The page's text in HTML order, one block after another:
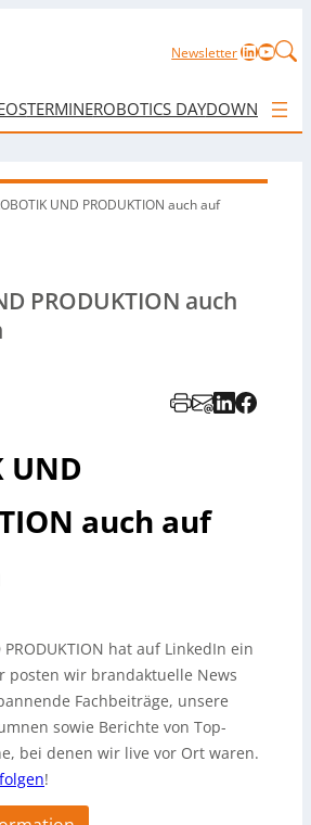
NewsletterLinkedIn
TERMINEROBOTICS DAYDOWNLOAD
UND PRODUKTION auch auf
PRODUKTION auch
UND
auch auf
PRODUKTION hat auf LinkedIn ein
posten wir brandaktuelle News
Fachbeiträge, unsere
sowie Berichte von Top-
bei denen wir live vor Ort waren.
folgen!